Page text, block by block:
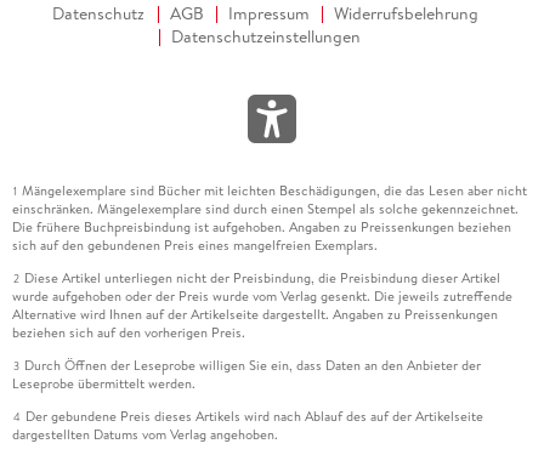
Datenschutz AGB Impressum
Widerrufsbelehrung
Datenschutzeinstellungen
1 Mängelexemplare sind Bücher mit leichten Beschädigungen, die das Lesen aber nicht
einschränken. Mängelexemplare sind durch einen Stempel als solche gekennzeichnet.
Die frühere Buchpreisbindung ist aufgehoben. Angaben zu Preissenkungen beziehen
sich auf den gebundenen Preis eines mangelfreien Exemplars.
2 Diese Artikel unterliegen nicht der Preisbindung, die Preisbindung dieser Artikel
wurde aufgehoben oder der Preis wurde vom Verlag gesenkt. Die jeweils zutreffende
Alternative wird Ihnen auf der Artikelseite dargestellt. Angaben zu Preissenkungen
beziehen sich auf den vorherigen Preis.
3 Durch Öffnen der Leseprobe willigen Sie ein, dass Daten an den Anbieter der
Leseprobe übermittelt werden.
4 Der gebundene Preis dieses Artikels wird nach Ablauf des auf der Artikelseite
dargestellten Datums vom Verlag angehoben.